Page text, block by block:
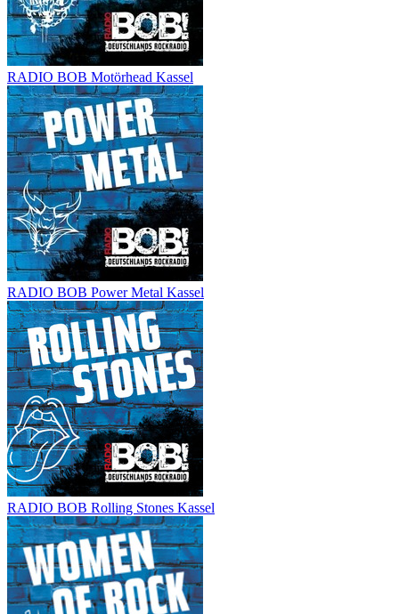
RADIO BOB Motörhead Kassel
RADIO BOB Power Metal Kassel
RADIO BOB Rolling Stones Kassel